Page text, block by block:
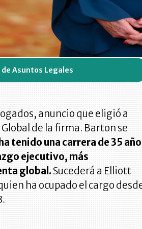
Asuntos Legales
anuncio que eligió a
de la firma. Barton se
tenido una carrera de 35
ejecutivo, más
global. Sucederá a Elliott
ha ocupado el cargo